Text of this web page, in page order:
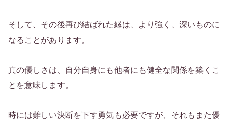
そして、その後再び結ばれた縁は、より強く、深いものに
なることがあります。
真の優しさは、自分自身にも他者にも健全な関係を築くこ
とを意味します。
時には難しい決断を下す勇気も必要ですが、それもまた優